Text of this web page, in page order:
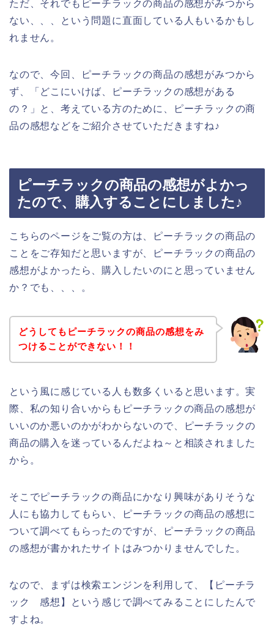
ただ、それでもピーチラックの商品の感想がみつから
ない、、、という問題に直面している人もいるかもし
れません。
なので、今回、ピーチラックの商品の感想がみつから
ず、「どこにいけば、ピーチラックの感想がある
の？」と、考えている方のために、ピーチラックの商
品の感想などをご紹介させていただきますね♪
ピーチラックの商品の感想がよかっ
たので、購入することにしました♪
こちらのページをご覧の方は、ピーチラックの商品の
ことをご存知だと思いますが、ピーチラックの商品の
感想がよかったら、購入したいのにと思っていません
か？でも、、、。
どうしてもピーチラックの商品の感想をみ
つけることができない！！
という風に感じている人も数多くいると思います。実
際、私の知り合いからもピーチラックの商品の感想が
いいのか悪いのかがわからないので、ピーチラックの
商品の購入を迷っているんだよね～と相談されました
から。
そこでピーチラックの商品にかなり興味がありそうな
人にも協力してもらい、ピーチラックの商品の感想に
ついて調べてもらったのですが、ピーチラックの商品
の感想が書かれたサイトはみつかりませんでした。
なので、まずは検索エンジンを利用して、【ピーチラ
ック 感想】という感じで調べてみることにしたんで
すよね。